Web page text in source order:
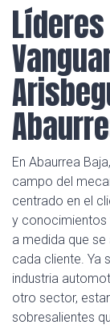
En Abaurrea
campo del
centrado en el
y conocimientos
a medida que
cada cliente. Ya
industria
otro sector,
sobresalientes